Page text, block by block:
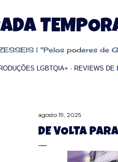
| "Pelos poderes de
LGBTQIA+ REVIEWS DE
agosto 19, 2025
DE VOLTA